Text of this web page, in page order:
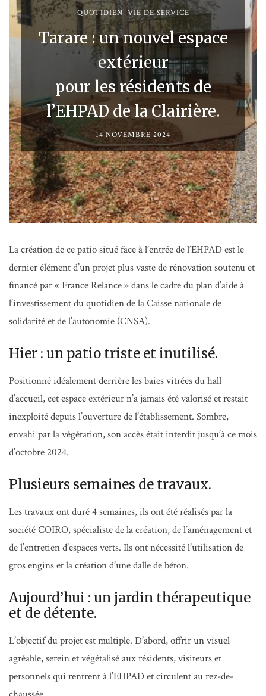
QUOTIDIEN, VIE DE SERVICE
Tarare : un nouvel espace
extérieur
pour les résidents de
l’EHPAD de la Clairière.
14 NOVEMBRE 2024
La création de ce patio situé face à l’entrée de l’EHPAD est le
dernier élément d’un projet plus vaste de rénovation soutenu et
financé par « France Relance » dans le cadre du plan d’aide à
l’investissement du quotidien de la Caisse nationale de
solidarité et de l’autonomie (CNSA).
Hier : un patio triste et inutilisé.
Positionné idéalement derrière les baies vitrées du hall
d’accueil, cet espace extérieur n’a jamais été valorisé et restait
inexploité depuis l’ouverture de l’établissement. Sombre,
envahi par la végétation, son accès était interdit jusqu’à ce mois
d’octobre 2024.
Plusieurs semaines de travaux.
Les travaux ont duré 4 semaines, ils ont été réalisés par la
société COIRO, spécialiste de la création, de l’aménagement et
de l’entretien d’espaces verts. Ils ont nécessité l’utilisation de
gros engins et la création d’une dalle de béton.
Aujourd’hui : un jardin thérapeutique
et de détente.
L’objectif du projet est multiple. D’abord, offrir un visuel
agréable, serein et végétalisé aux résidents, visiteurs et
personnels qui rentrent à l’EHPAD et circulent au rez-de-